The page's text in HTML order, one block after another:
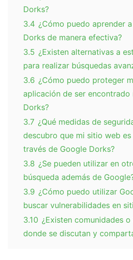
Dorks?
3.4 ¿Cómo puedo aprender
Dorks de manera efectiva?
3.5 ¿Existen alternativas a
para realizar búsquedas
3.6 ¿Cómo puedo proteger
aplicación de ser encontrado
Dorks?
3.7 ¿Qué medidas de
descubro que mi sitio web es
través de Google Dorks?
3.8 ¿Se pueden utilizar en
búsqueda además de
3.9 ¿Cómo puedo utilizar
buscar vulnerabilidades en
3.10 ¿Existen comunidades
donde se discutan y